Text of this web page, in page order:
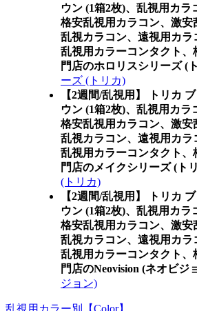
ウン (1箱2枚)、乱視用カラ
格安乱視用カラコン、激安
乱視カラコン、遠視用カラ
乱視用カラーコンタクト
門店のホロリスシリーズ (
ーズ (トリカ)
【2週間/乱視用】 トリカ
ウン (1箱2枚)、乱視用カラ
格安乱視用カラコン、激安
乱視カラコン、遠視用カラ
乱視用カラーコンタクト
門店のメイクシリーズ (ト
(トリカ)
【2週間/乱視用】 トリカ
ウン (1箱2枚)、乱視用カラ
格安乱視用カラコン、激安
乱視カラコン、遠視用カラ
乱視用カラーコンタクト
門店のNeovision (ネオビジ
ジョン)
乱視用カラー別【Color】